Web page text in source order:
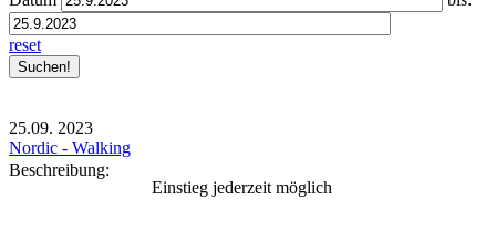
reset
25.09. 2023
Nordic - Walking
Beschreibung:
Einstieg jederzeit möglich